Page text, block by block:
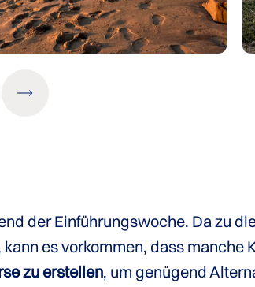
der Einführungswoche. Da zu
es vorkommen, dass manche
zu erstellen, um genügend